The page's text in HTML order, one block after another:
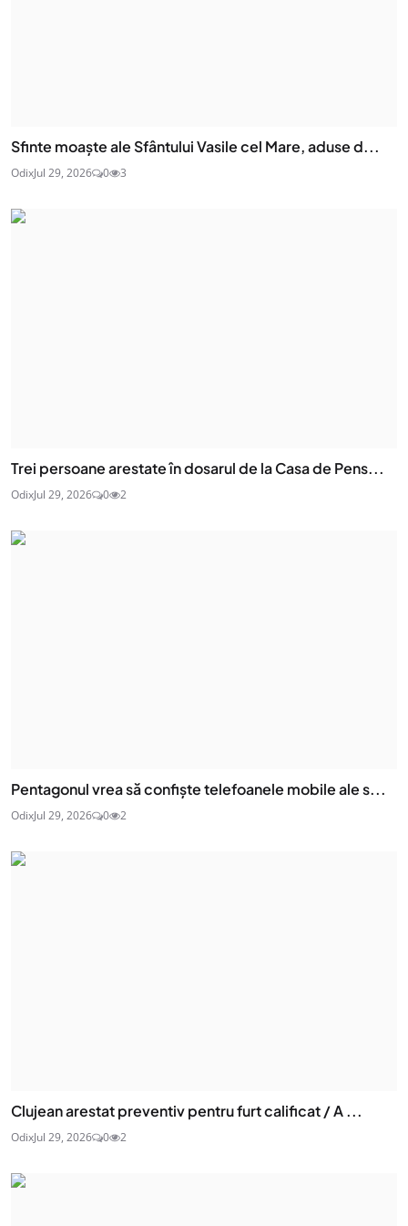
Sfinte moaşte ale Sfântului Vasile cel Mare, aduse d...
OdixJul 29, 2026 0 3
Trei persoane arestate în dosarul de la Casa de Pens...
OdixJul 29, 2026 0 2
Pentagonul vrea să confiște telefoanele mobile ale s...
OdixJul 29, 2026 0 2
Clujean arestat preventiv pentru furt calificat / A ...
OdixJul 29, 2026 0 2